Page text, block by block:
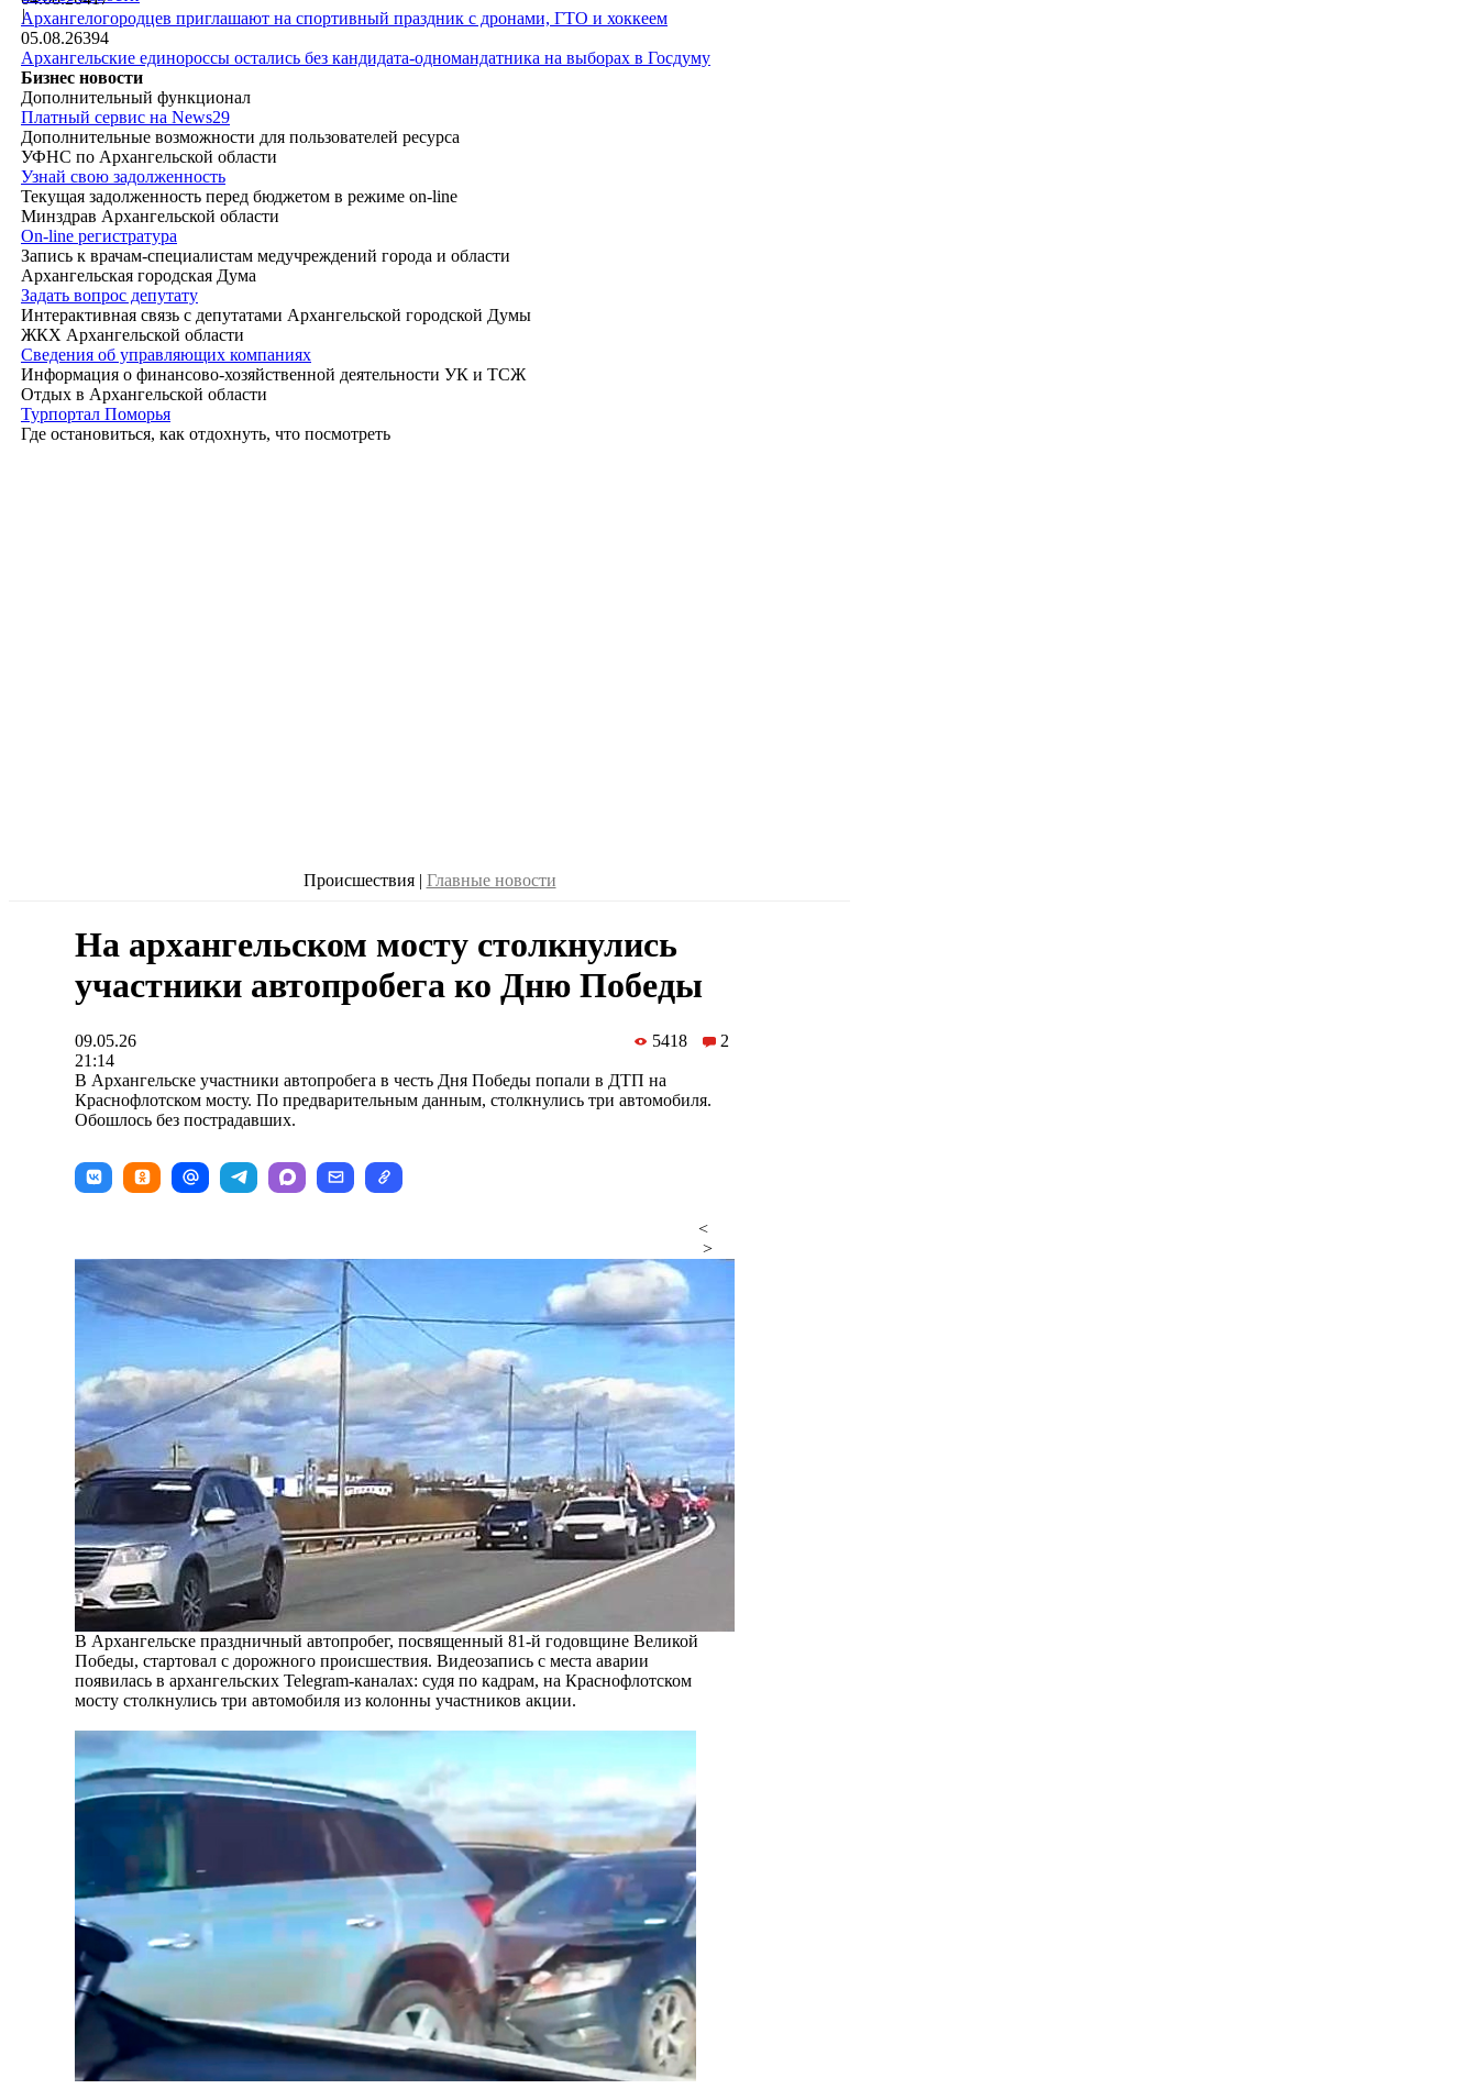
|Архангелогородцев приглашают на спортивный праздник с дронами, ГТО и хоккеем
05.08.26394
Архангельские единороссы остались без кандидата-одномандатника на выборах в Госдуму
Бизнес новости
Дополнительный функционал
Платный сервис на News29
Дополнительные возможности для пользователей ресурса
УФНС по Архангельской области
Узнай свою задолженность
Текущая задолженность перед бюджетом в режиме on-line
Минздрав Архангельской области
On-line регистратура
Запись к врачам-специалистам медучреждений города и области
Архангельская городская Дума
Задать вопрос депутату
Интерактивная связь с депутатами Архангельской городской Думы
ЖКХ Архангельской области
Сведения об управляющих компаниях
Информация о финансово-хозяйственной деятельности УК и ТСЖ
Отдых в Архангельской области
Турпортал Поморья
Где остановиться, как отдохнуть, что посмотреть
Происшествия | Главные новости
На архангельском мосту столкнулись
участники автопробега ко Дню Победы
09.05.26
21:14
5418 2
В Архангельске участники автопробега в честь Дня Победы попали в ДТП на
Краснофлотском мосту. По предварительным данным, столкнулись три автомобиля.
Обошлось без пострадавших.
<
>
В Архангельске праздничный автопробег, посвященный 81-й годовщине Великой
Победы, стартовал с дорожного происшествия. Видеозапись с места аварии
появилась в архангельских Telegram-каналах: судя по кадрам, на Краснофлотском
мосту столкнулись три автомобиля из колонны участников акции.